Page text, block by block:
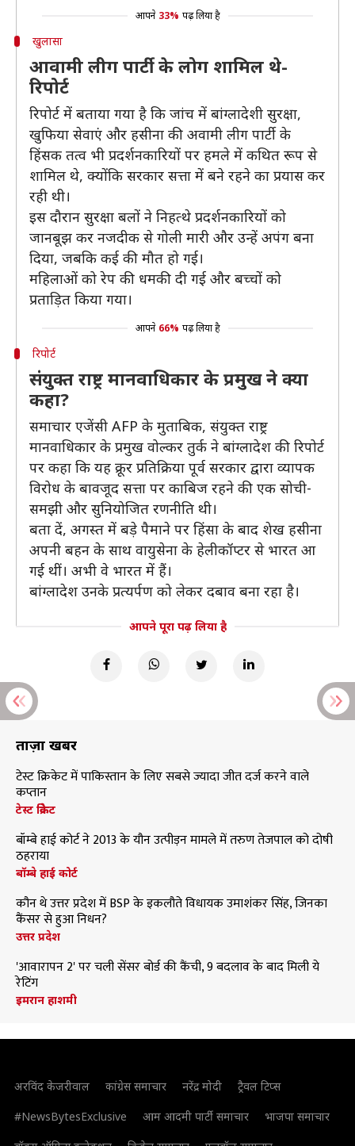
आपने 33% पढ़ लिया है
खुलासा
आवामी लीग पार्टी के लोग शामिल थे-
रिपोर्ट
रिपोर्ट में बताया गया है कि जांच में बांग्लादेशी सुरक्षा,
खुफिया सेवाएं और हसीना की अवामी लीग पार्टी के
हिंसक तत्व भी प्रदर्शनकारियों पर हमले में कथित रूप से
शामिल थे, क्योंकि सरकार सत्ता में बने रहने का प्रयास कर
रही थी।
इस दौरान सुरक्षा बलों ने निहत्थे प्रदर्शनकारियों को
जानबूझ कर नजदीक से गोली मारी और उन्हें अपंग बना
दिया, जबकि कई की मौत हो गई।
महिलाओं को रेप की धमकी दी गई और बच्चों को
प्रताड़ित किया गया।
आपने 66% पढ़ लिया है
रिपोर्ट
संयुक्त राष्ट्र मानवाधिकार के प्रमुख ने क्या
कहा?
समाचार एजेंसी AFP के मुताबिक, संयुक्त राष्ट्र
मानवाधिकार के प्रमुख वोल्कर तुर्क ने बांग्लादेश की रिपोर्ट
पर कहा कि यह क्रूर प्रतिक्रिया पूर्व सरकार द्वारा व्यापक
विरोध के बावजूद सत्ता पर काबिज रहने की एक सोची-
समझी और सुनियोजित रणनीति थी।
बता दें, अगस्त में बड़े पैमाने पर हिंसा के बाद शेख हसीना
अपनी बहन के साथ वायुसेना के हेलीकॉप्टर से भारत आ
गई थीं। अभी वे भारत में हैं।
बांग्लादेश उनके प्रत्यर्पण को लेकर दबाव बना रहा है।
आपने पूरा पढ़ लिया है
ताज़ा खबरें
टेस्ट क्रिकेट में पाकिस्तान के लिए सबसे ज्यादा जीत दर्ज करने वाले
कप्तान
टेस्ट क्रिकेट
बॉम्बे हाई कोर्ट ने 2013 के यौन उत्पीड़न मामले में तरुण तेजपाल को दोषी
ठहराया
बॉम्बे हाई कोर्ट
कौन थे उत्तर प्रदेश में BSP के इकलौते विधायक उमाशंकर सिंह, जिनका
कैंसर से हुआ निधन?
उत्तर प्रदेश
'आवारापन 2' पर चली सेंसर बोर्ड की कैंची, 9 बदलाव के बाद मिली ये
रेटिंग
इमरान हाशमी
अरविंद केजरीवाल कांग्रेस समाचार नरेंद्र मोदी
ट्रैवल टिप्स
#NewsBytesExclusive
आम आदमी पार्टी समाचार
भाजपा समाचार